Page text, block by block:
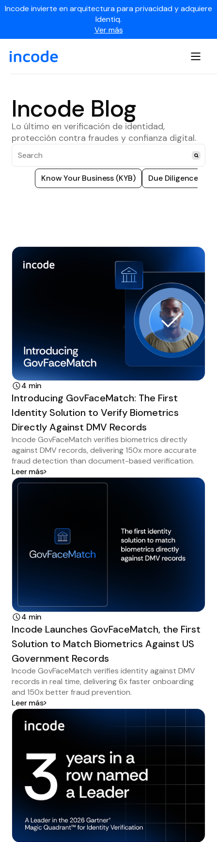
Incode invierte en arquitectura para privacidad y adquiere
Identiq.
Ver más
Incode Blog
Lo último en verificación de identidad,
protección contra fraudes y confianza digital.
Know Your Business (KYB) Due Diligence
4 min
Introducing GovFaceMatch: The First
Identity Solution to Verify Biometrics
Directly Against DMV Records
Incode GovFaceMatch verifies biometrics directly
against DMV records, delivering 150x more accurate
fraud detection than document-based verification.
Leer más
4 min
Incode Launches GovFaceMatch, the First
Solution to Match Biometrics Against US
Government Records
Incode GovFaceMatch verifies identity against DMV
records in real time, delivering 6x faster onboarding
and 150x better fraud prevention.
Leer más